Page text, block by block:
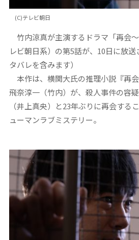
(C)テレビ朝日
竹内涼真が主演するドラマ「再会
レビ朝日系）の第5話が、10日に放
タバレを含みます）
本作は、横関大氏の推理小説『再
飛奈淳一（竹内）が、殺人事件の容
（井上真央）と23年ぶりに再会する
ューマンラブミステリー。